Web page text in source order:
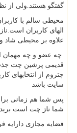
گفتگو هستند.ولی از
محیطی سالم با
الهای کاربران
علاوه بر محیطی شاد
چه عضو و چه
قدیمی پرشین چت
چتروم از انتخابهای
سایت باشد
پس شما هم زمانی
شما ناز چت است برید
فضایه مجازی دارایه